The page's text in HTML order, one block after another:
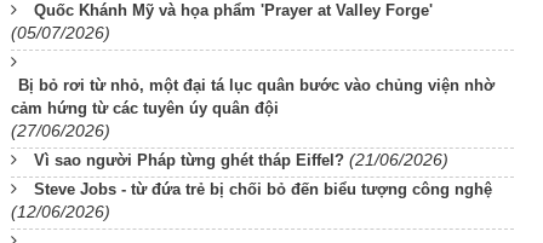
Quốc Khánh Mỹ và họa phẩm 'Prayer at Valley Forge'
(05/07/2026)
Bị bỏ rơi từ nhỏ, một đại tá lục quân bước vào chủng viện nhờ
cảm hứng từ các tuyên úy quân đội
(27/06/2026)
Vì sao người Pháp từng ghét tháp Eiffel? (21/06/2026)
Steve Jobs - từ đứa trẻ bị chối bỏ đến biểu tượng công nghệ
(12/06/2026)